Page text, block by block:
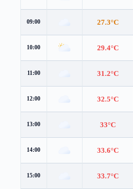
09:00 27.3°C
10:00 29.4°C
11:00 31.2°C
12:00 32.5°C
13:00 33°C
14:00 33.6°C
15:00 33.7°C